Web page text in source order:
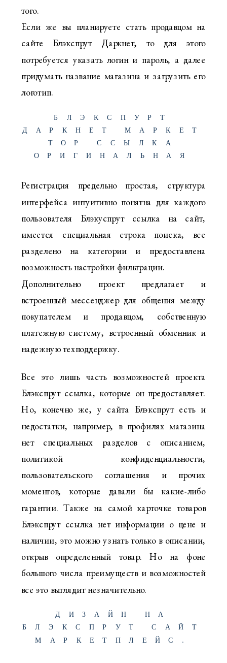
того.
Если же вы планируете стать продавцом на
сайте Блэкспрут Даркнет, то для этого
потребуется указать логин и пароль, а далее
придумать название магазина и загрузить его
логотип.
БЛЭКСПУРТ
ДАРКНЕТ МАРКЕТ
ТОР ССЫЛКА
ОРИГИНАЛЬНАЯ
Регистрация предельно простая, структура
интерфейса интуитивно понятна для каждого
пользователя Блэкуспрут ссылка на сайт,
имеется специальная строка поиска, все
разделено на категории и предоставлена
возможность настройки фильтрации.
Дополнительно проект предлагает и
встроенный мессенджер для общения между
покупателем и продавцом, собственную
платежную систему, встроенный обменник и
надежную техподдержку.
Все это лишь часть возможностей проекта
Блэкспрут ссылка, которые он предоставляет.
Но, конечно же, у сайта Блэкспрут есть и
недостатки, например, в профилях магазина
нет специальных разделов с описанием,
политикой конфиденциальности,
пользовательского соглашения и прочих
моментов, которые давали бы какие-либо
гарантии. Также на самой карточке товаров
Блэкспрут ссылка нет информации о цене и
наличии, это можно узнать только в описании,
открыв определенный товар. Но на фоне
большого числа преимуществ и возможностей
все это выглядит незначительно.
ДИЗАЙН НА
БЛЭКСПРУТ САЙТ
МАРКЕТПЛЕЙС.